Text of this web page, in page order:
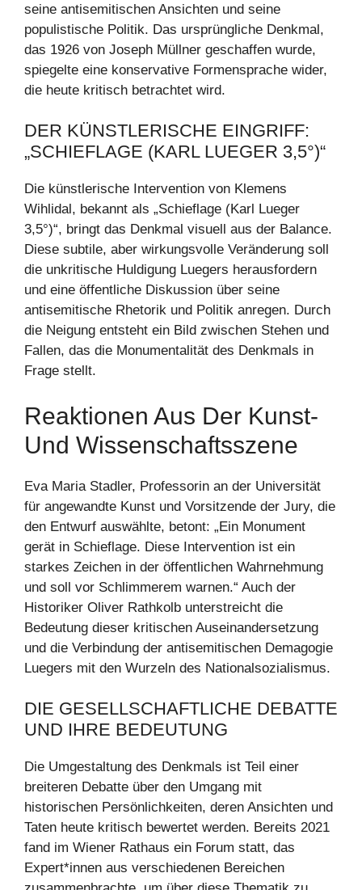
seine antisemitischen Ansichten und seine
populistische Politik. Das ursprüngliche Denkmal,
das 1926 von Joseph Müllner geschaffen wurde,
spiegelte eine konservative Formensprache wider,
die heute kritisch betrachtet wird.
DER KÜNSTLERISCHE EINGRIFF:
„SCHIEFLAGE (KARL LUEGER 3,5°)“
Die künstlerische Intervention von Klemens
Wihlidal, bekannt als „Schieflage (Karl Lueger
3,5°)“, bringt das Denkmal visuell aus der Balance.
Diese subtile, aber wirkungsvolle Veränderung soll
die unkritische Huldigung Luegers herausfordern
und eine öffentliche Diskussion über seine
antisemitische Rhetorik und Politik anregen. Durch
die Neigung entsteht ein Bild zwischen Stehen und
Fallen, das die Monumentalität des Denkmals in
Frage stellt.
Reaktionen Aus Der Kunst-
Und Wissenschaftsszene
Eva Maria Stadler, Professorin an der Universität
für angewandte Kunst und Vorsitzende der Jury, die
den Entwurf auswählte, betont: „Ein Monument
gerät in Schieflage. Diese Intervention ist ein
starkes Zeichen in der öffentlichen Wahrnehmung
und soll vor Schlimmerem warnen.“ Auch der
Historiker Oliver Rathkolb unterstreicht die
Bedeutung dieser kritischen Auseinandersetzung
und die Verbindung der antisemitischen Demagogie
Luegers mit den Wurzeln des Nationalsozialismus.
DIE GESELLSCHAFTLICHE DEBATTE
UND IHRE BEDEUTUNG
Die Umgestaltung des Denkmals ist Teil einer
breiteren Debatte über den Umgang mit
historischen Persönlichkeiten, deren Ansichten und
Taten heute kritisch bewertet werden. Bereits 2021
fand im Wiener Rathaus ein Forum statt, das
Expert*innen aus verschiedenen Bereichen